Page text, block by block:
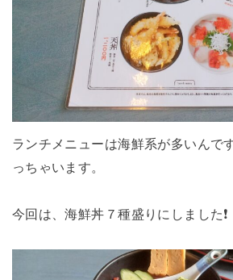
ランチメニューは海鮮系が多いんで
っちゃいます。
今回は、海鮮丼７種盛りにしました❗